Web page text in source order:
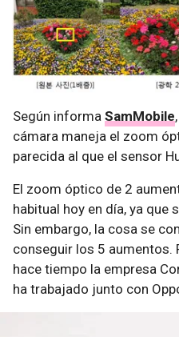
Según informa SamMobile
cámara maneja el zoom
parecida al que el sensor
El zoom óptico de 2
habitual hoy en día, ya que
Sin embargo, la cosa se
conseguir los 5 aumentos.
hace tiempo la empresa
ha trabajado junto con